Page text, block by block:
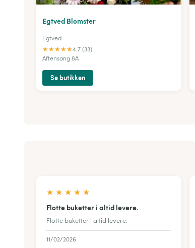
Egtved Blomster
Egtved
★★★★★4.7 (33)
Aftensang 8A
Se butikken
★ ★ ★ ★ ★
Flotte buketter i altid levere.
Flotte buketter i altid levere.
11/02/2026